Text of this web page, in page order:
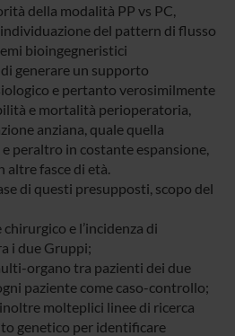
della modalità PP vs PC,
del pattern di flusso
bioingegneristici
generare un supporto
e pertanto verosimilmente
e mortalità perioperatoria,
anziana, quale quella
peraltro in costante espansione,
fasce di età.
di questi presupposti, scopo del
e l’incidenza di
i due Gruppi;
organo tra pazienti dei due
paziente come caso-controllo;
molteplici linee di ricerca
genetico per identificare